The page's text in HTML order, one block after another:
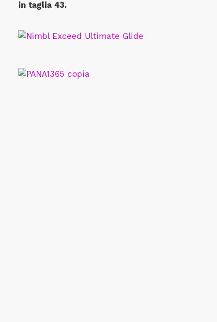
in taglia 43.